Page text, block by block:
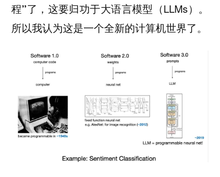
程”了 ，这要归功于大语言模型（LLMs）。
所以我认为这是一个全新的计算机世界了。